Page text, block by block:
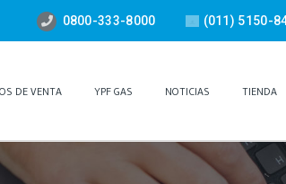
0800-333-8000 (011) 5150-
DE VENTA YPF GAS NOTICIAS TIENDA